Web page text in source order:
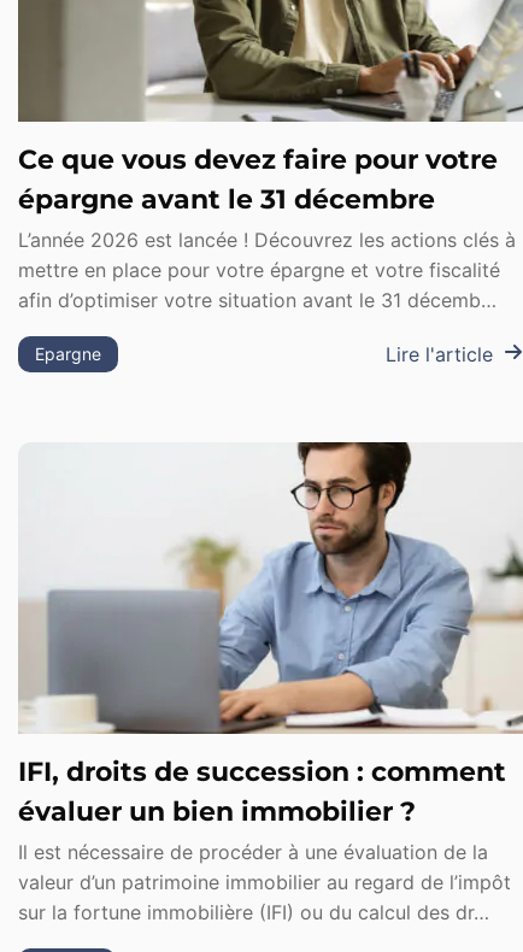
Ce que vous devez faire pour votre
épargne avant le 31 décembre
L’année 2026 est lancée ! Découvrez les actions clés à
mettre en place pour votre épargne et votre fiscalité
afin d’optimiser votre situation avant le 31 décemb…
Lire l'article
Epargne
IFI, droits de succession : comment
évaluer un bien immobilier ?
Il est nécessaire de procéder à une évaluation de la
valeur d’un patrimoine immobilier au regard de l’impôt
sur la fortune immobilière (IFI) ou du calcul des dr…